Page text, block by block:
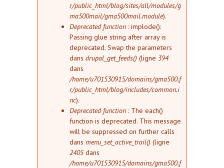
r/public_html/blog/sites/all/modules/g
ma500mail/gma500mail.module).
Deprecated function : implode():
Passing glue string after array is
deprecated. Swap the parameters
dans drupal_get_feeds() (ligne 394
dans
/home/u701530915/domains/gma500.f
r/public_html/blog/includes/common.i
nc).
Deprecated function : The each()
function is deprecated. This message
will be suppressed on further calls
dans menu_set_active_trail() (ligne
2405dans
/home/u701530915/domains/gma500.f